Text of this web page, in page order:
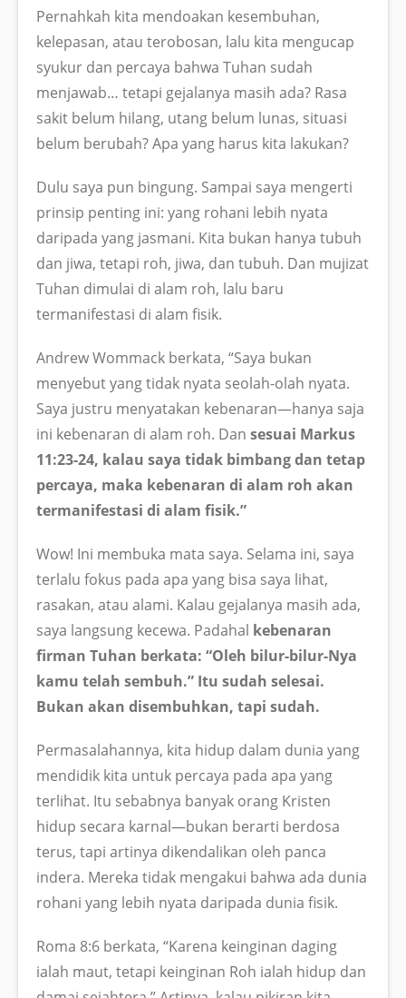
Pernahkah kita mendoakan kesembuhan,
kelepasan, atau terobosan, lalu kita mengucap
syukur dan percaya bahwa Tuhan sudah
menjawab… tetapi gejalanya masih ada? Rasa
sakit belum hilang, utang belum lunas, situasi
belum berubah? Apa yang harus kita lakukan?
Dulu saya pun bingung. Sampai saya mengerti
prinsip penting ini: yang rohani lebih nyata
daripada yang jasmani. Kita bukan hanya tubuh
dan jiwa, tetapi roh, jiwa, dan tubuh. Dan mujizat
Tuhan dimulai di alam roh, lalu baru
termanifestasi di alam fisik.
Andrew Wommack berkata, “Saya bukan
menyebut yang tidak nyata seolah-olah nyata.
Saya justru menyatakan kebenaran—hanya saja
ini kebenaran di alam roh. Dan sesuai Markus
11:23-24, kalau saya tidak bimbang dan tetap
percaya, maka kebenaran di alam roh akan
termanifestasi di alam fisik.”
Wow! Ini membuka mata saya. Selama ini, saya
terlalu fokus pada apa yang bisa saya lihat,
rasakan, atau alami. Kalau gejalanya masih ada,
saya langsung kecewa. Padahal kebenaran
firman Tuhan berkata: “Oleh bilur-bilur-Nya
kamu telah sembuh.” Itu sudah selesai.
Bukan akan disembuhkan, tapi sudah.
Permasalahannya, kita hidup dalam dunia yang
mendidik kita untuk percaya pada apa yang
terlihat. Itu sebabnya banyak orang Kristen
hidup secara karnal—bukan berarti berdosa
terus, tapi artinya dikendalikan oleh panca
indera. Mereka tidak mengakui bahwa ada dunia
rohani yang lebih nyata daripada dunia fisik.
Roma 8:6 berkata, “Karena keinginan daging
ialah maut, tetapi keinginan Roh ialah hidup dan